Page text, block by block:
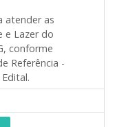
atender as
e Lazer do
conforme
Referência -